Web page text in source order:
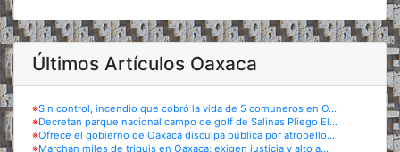
Últimos Artículos Oaxaca
※Sin control, incendio que cobró la vida de 5 comuneros en O...
※Decretan parque nacional campo de golf de Salinas Pliego El...
※Ofrece el gobierno de Oaxaca disculpa pública por atropello...
※Marchan miles de triquis en Oaxaca; exigen justicia y alto a...